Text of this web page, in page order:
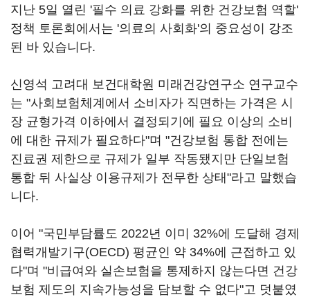
지난 5일 열린 '필수 의료 강화를 위한 건강보험 역할'
정책 토론회에서는 '의료의 사회화'의 중요성이 강조
된 바 있습니다.
신영석 고려대 보건대학원 미래건강연구소 연구교수
는 "사회보험체계에서 소비자가 직면하는 가격은 시
장 균형가격 이하에서 결정되기에 필요 이상의 소비
에 대한 규제가 필요하다"며 "건강보험 통합 전에는
진료권 제한으로 규제가 일부 작동됐지만 단일보험
통합 뒤 사실상 이용규제가 전무한 상태"라고 말했습
니다.
이어 "국민부담률도 2022년 이미 32%에 도달해 경제
협력개발기구(OECD) 평균인 약 34%에 근접하고 있
다"며 "비급여와 실손보험을 통제하지 않는다면 건강
보험 제도의 지속가능성을 담보할 수 없다"고 덧붙였